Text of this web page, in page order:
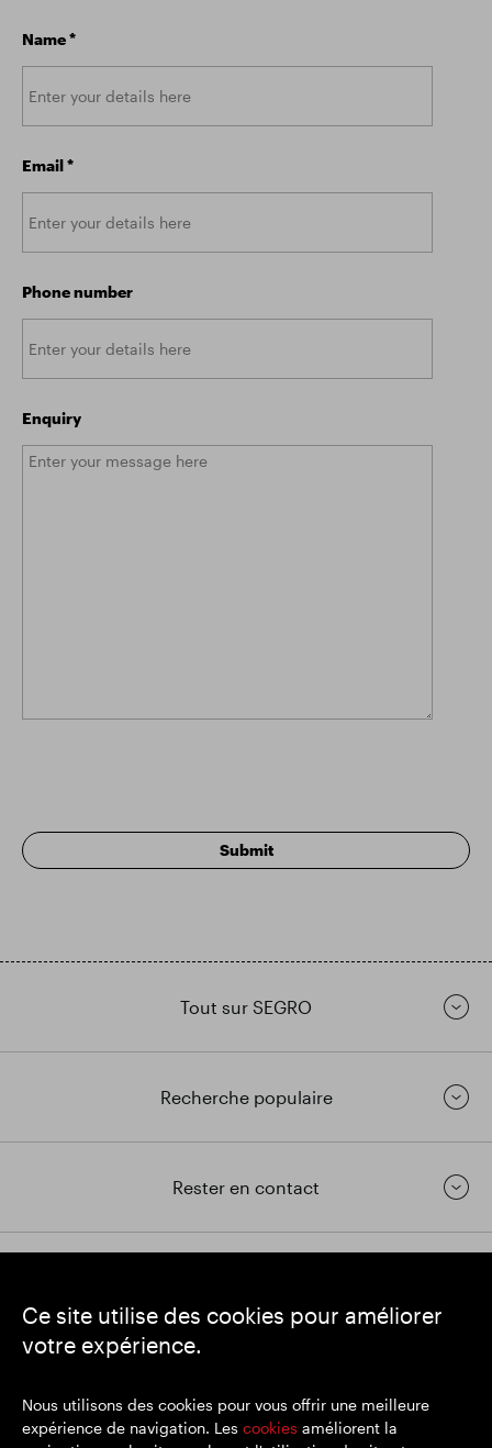
Ce site utilise des cookies pour améliorer
votre expérience.
Nous utilisons des cookies pour vous offrir une meilleure
expérience de navigation. Les cookies améliorent la
Name*
Email*
Phone number
Enquiry
Tout sur SEGRO
Recherche populaire
Rester en contact
SEGRO
Siège social : 1 New Burlington Place, Londres W1S 2HR
Lieu d'immatriculation : Angleterre et Pays de Galles